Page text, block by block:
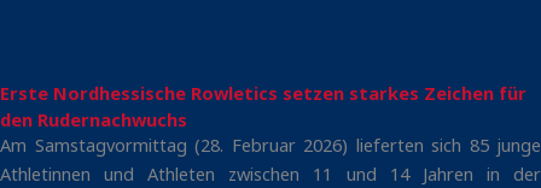
Erste Nordhessische Rowletics setzen starkes Zeichen für
den Rudernachwuchs
Am Samstagvormittag (28. Februar 2026) lieferten sich 85 junge
Athletinnen und Athleten zwischen 11 und 14 Jahren in der